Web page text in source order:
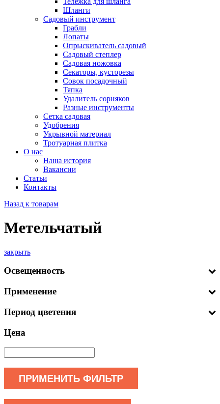
Шланги
Садовый инструмент
Грабли
Лопаты
Опрыскиватель садовый
Садовый степлер
Садовая ножовка
Секаторы, кусторезы
Совок посадочный
Тяпка
Удалитель сорняков
Разные инструменты
Сетка садовая
Удобрения
Укрывной материал
Тротуарная плитка
О нас
Наша история
Вакансии
Статьи
Контакты
Назад к товарам
Метельчатый
закрыть
Освещенность
Применение
Период цветения
Цена
ПРИМЕНИТЬ ФИЛЬТР